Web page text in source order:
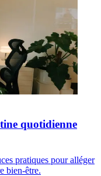
quotidienne
pratiques pour alléger
bien-être.